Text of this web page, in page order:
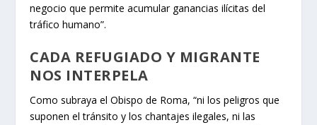
negocio que permite acumular ganancias ilícitas del
tráfico humano”.
CADA REFUGIADO Y MIGRANTE
NOS INTERPELA
Como subraya el Obispo de Roma, “ni los peligros que
suponen el tránsito y los chantajes ilegales, ni las